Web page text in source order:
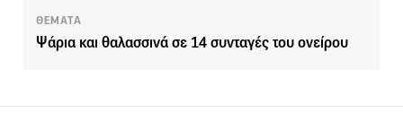
ΘΕΜΑΤΑ
Ψάρια και θαλασσινά σε 14 συνταγές του ονείρου